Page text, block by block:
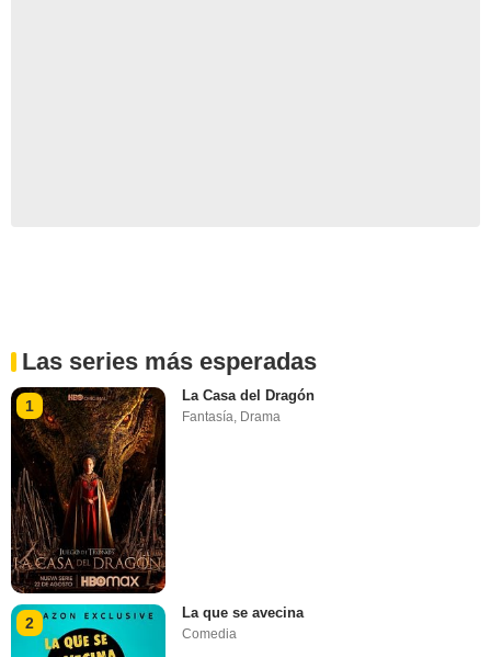
Las series más esperadas
1
La Casa del Dragón
Fantasía, Drama
2
La que se avecina
Comedia